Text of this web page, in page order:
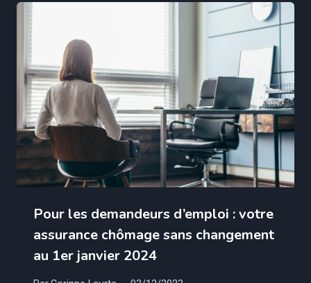
Pour les demandeurs d’emploi : votre
assurance chômage sans changement
au 1er janvier 2024